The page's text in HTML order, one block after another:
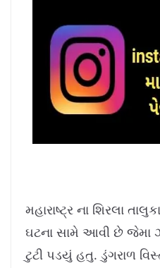
મહારાષ્ટ્ર ના શિરલા
ઘટના સામે આવી છે જેમા
ટુટી પડયું હતુ. ડુંગરાળ